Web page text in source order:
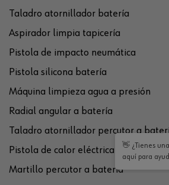
Taladro atornillador batería
Aspirador limpia tapicería
Pistola de impacto neumática
Pistola silicona batería
Máquina limpieza agua a presión
Radial angular a batería
Taladro atornillador percutor a
Pistola de calor eléctrica
Martillo percutor a batería
👋 ¿Tienes
aquí para